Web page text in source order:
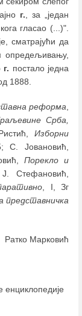
г. , за „један
гласао (...)".
сматрајући да
опредељивању,
г. постало једна
1888.
реформа,
Срба,
Изборни
С. Јовановић,
Порекло и
Стефановић,
, I, Зг
представничка
Ратко Марковић
енциклопедије